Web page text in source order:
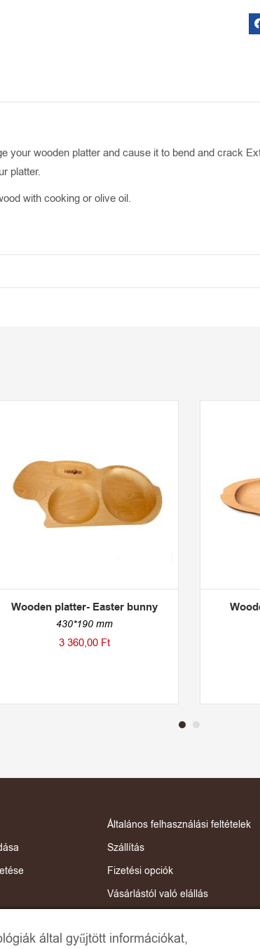
your wooden platter and cause it to bend and crack
platter.
with cooking or olive oil.
Wooden platter- Easter bunny
430*190 mm
3 360,00 Ft
Általános felhasználási feltételek
Szállítás
Fizetési opciók
Vásárlástól való elállás
által gyűjtött információkat,